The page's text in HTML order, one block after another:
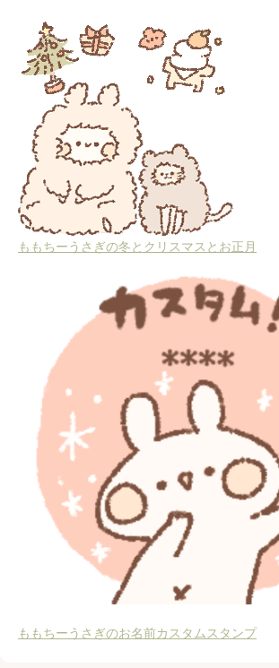
ももちーうさぎの冬とクリスマスとお正月
ももちーうさぎのお名前カスタムスタンプ